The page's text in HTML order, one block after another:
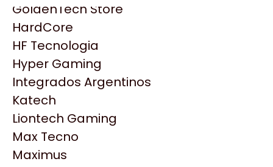
HP
HyperX
INNO3D
Intel
Kingston
Lenovo
Logitech
MSI
NVIDIA GeForce
GoldenTech Store
HardCore
HF Tecnologia
Hyper Gaming
Integrados Argentinos
Katech
Liontech Gaming
Max Tecno
Maximus